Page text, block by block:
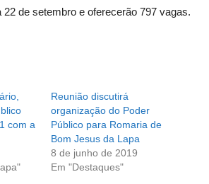
22 de setembro e oferecerão 797 vagas.
com a
Reunião discutirá
organização do Poder
Público para Romaria de
Bom Jesus da Lapa
8 de junho de 2019
Em "Destaques"